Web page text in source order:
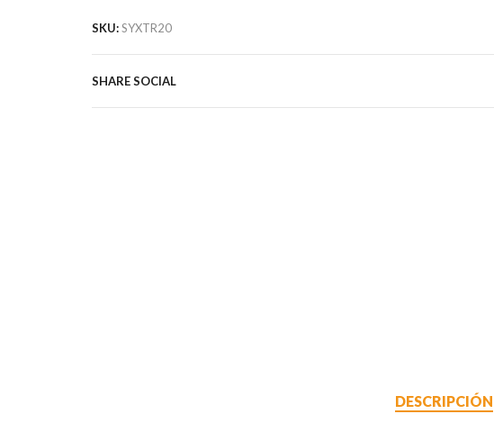
SKU:SYXTR20
SHARE SOCIAL
DESCRIPCIÓN